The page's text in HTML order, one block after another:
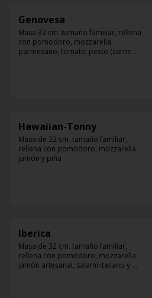
Genovesa
Masa 32 cm. tamaño familiar, rellena
con pomodoro, mozzarella,
parmesano, tomate, pesto (carne
Hawaiian-Tonny
Masa de 32 cm. tamaño familiar,
rellena con pomodoro, mozzarella,
jamón y piña
Iberica
Masa de 32 cm. tamaño familiar,
rellena con pomodoro, mozzarella,
jamón artesanal, salami italiano y